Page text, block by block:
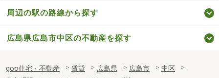
周辺の駅の路線から探す
広島県広島市中区の不動産を探す
goo住宅・不動産 賃貸 広島県 広島市
中区